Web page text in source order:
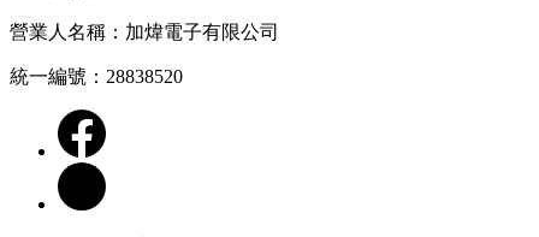
營業人名稱：加煒電子有限公司
統一編號：28838520